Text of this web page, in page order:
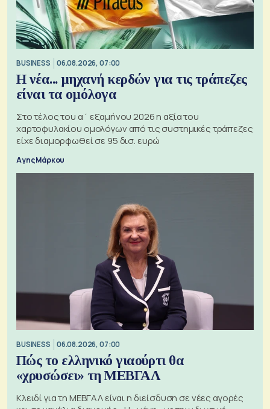
BUSINESS 06.08.2026, 07:00
Η νέα... μηχανή κερδών για τις τράπεζες
είναι τα ομόλογα
Στο τέλος του α΄ εξαμήνου 2026 η αξία του
χαρτοφυλακίου ομολόγων από τις συστημικές τράπεζες
είχε διαμορφωθεί σε 95 δισ. ευρώ
Αγης Μάρκου
BUSINESS 06.08.2026, 07:00
Πώς το ελληνικό γιαούρτι θα
«χρυσώσει» τη ΜΕΒΓΑΛ
Κλειδί για τη ΜΕΒΓΑΛ είναι η διείσδυση σε νέες αγορές